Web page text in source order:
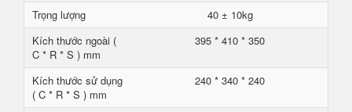
Trọng lượng
40 ± 10kg
Kích thước ngoài (
C * R * S ) mm
395 * 410 * 350
Kích thước sử dụng
( C * R * S ) mm
240 * 340 * 240